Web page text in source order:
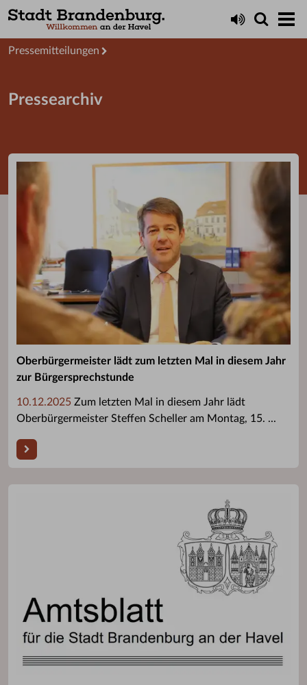
Presseservice
Pressemitteilungen
Pressearchiv
Oberbürgermeister lädt zum letzten Mal in diesem Jahr
zur Bürgersprechstunde
10.12.2025 Zum letzten Mal in diesem Jahr lädt
Oberbürgermeister Steffen Scheller am Montag, 15. ...